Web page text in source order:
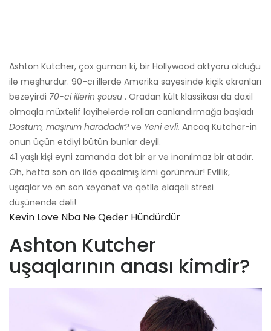
Ashton Kutcher, çox güman ki, bir Hollywood aktyoru olduğu
ilə məşhurdur. 90-cı illərdə Amerika sayəsində kiçik ekranları
bəzəyirdi 70-ci illərin şousu . Oradan kült klassikası da daxil
olmaqla müxtəlif layihələrdə rolları canlandırmağa başladı
Dostum, maşınım haradadır?və Yeni evli. Ancaq Kutcher-in
onun üçün etdiyi bütün bunlar deyil.
41 yaşlı kişi eyni zamanda dot bir ər və inanılmaz bir atadır.
Oh, hətta son on ildə qocalmış kimi görünmür! Evlilik,
uşaqlar və ən son xəyanət və qətllə əlaqəli stresi
düşünəndə dəli!
Kevin Love Nba Nə Qədər Hündürdür
Ashton Kutcher
uşaqlarının anası kimdir?